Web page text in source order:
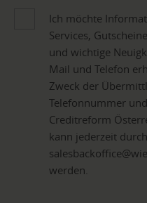
Ich möchte
Services,
und wichtige
Mail und Telefon
Zweck der
Telefonnummer
Creditreform
kann jederzeit
werden.